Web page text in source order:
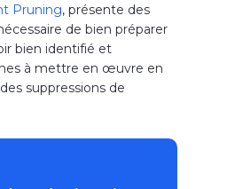
Pruning, présente des
de bien préparer
bien identifié et
à mettre en œuvre en
suppressions de